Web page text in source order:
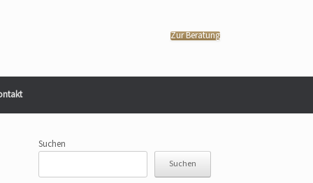
Zur Beratung
Suchen
Suchen